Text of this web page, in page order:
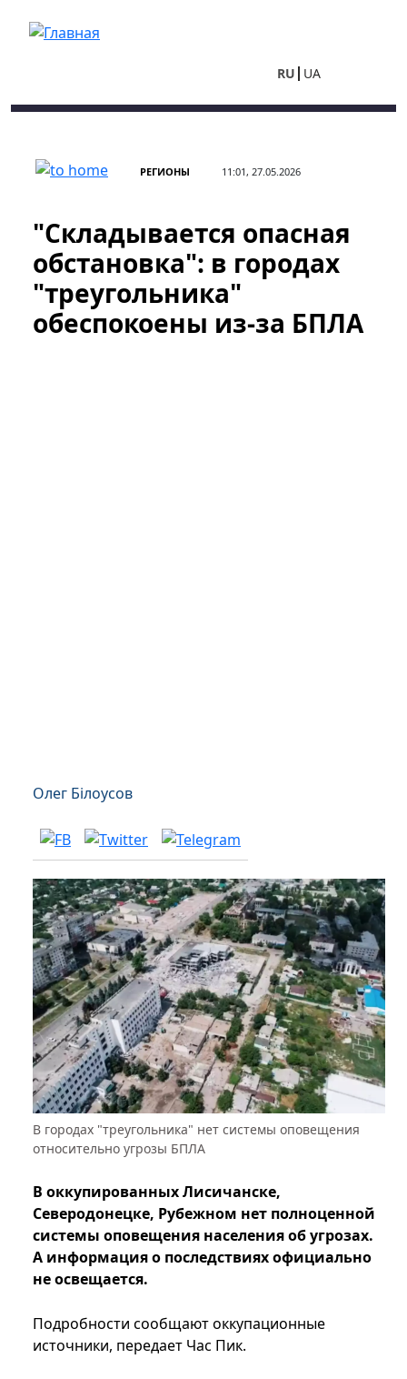
RU UA
РЕГИОНЫ 11:01, 27.05.2026
"Складывается опасная
обстановка": в городах
"треугольника"
обеспокоены из-за БПЛА
Олег Білоусов
В городах "треугольника" нет системы оповещения
относительно угрозы БПЛА
В оккупированных Лисичанске,
Северодонецке, Рубежном нет полноценной
системы оповещения населения об угрозах.
А информация о последствиях официально
не освещается.
Подробности сообщают оккупационные
источники, передает Час Пик.